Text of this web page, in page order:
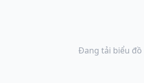
Đang tải biểu đồ